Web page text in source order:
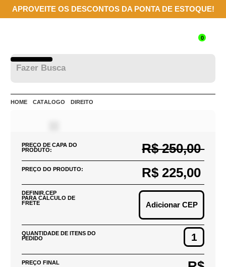
APROVEITE OS DESCONTOS DA PONTA DE ESTOQUE!
0
HOME CATÁLOGO DIREITO